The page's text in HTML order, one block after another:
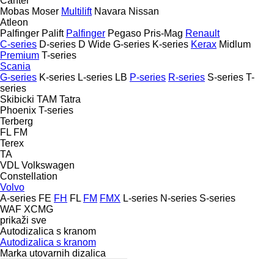
Mobas Moser Multilift Navara Nissan
Atleon
Palfinger Palift Palfinger Pegaso Pris-Mag Renault
C-series D-series D Wide G-series K-series Kerax Midlum
Premium T-series
Scania
G-series K-series L-series LB P-series R-series S-series T-
series
Skibicki TAM Tatra
Phoenix T-series
Terberg
FL FM
Terex
TA
VDL Volkswagen
Constellation
Volvo
A-series FE FH FL FM FMX L-series N-series S-series
WAF XCMG
prikaži sve
Autodizalica s kranom
Autodizalica s kranom
Marka utovarnih dizalica